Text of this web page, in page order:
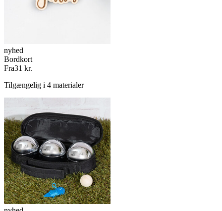
nyhed
Bordkort
Fra31 kr.
Tilgængelig i 4 materialer